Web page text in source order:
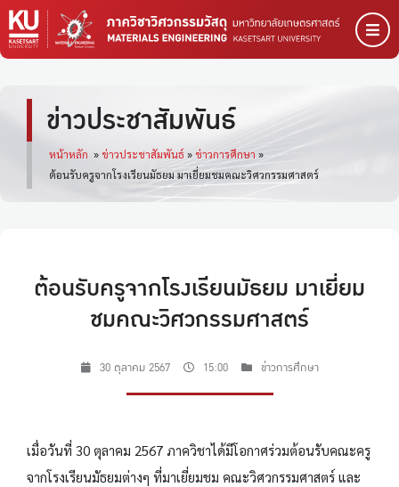
ข่าวประชาสัมพันธ์
หน้าหลัก » ข่าวประชาสัมพันธ์ » ข่าวการศึกษา »
ต้อนรับครูจากโรงเรียนมัธยม มาเยี่ยมชมคณะวิศวกรรมศาสตร์
ต้อนรับครูจากโรงเรียนมัธยม มาเยี่ยม
ชมคณะวิศวกรรมศาสตร์
30 ตุลาคม 2567 15:00 ข่าวการศึกษา
เมื่อวันที่ 30 ตุลาคม 2567 ภาควิชาได้มีโอกาศร่วมต้อนรับคณะครู
จากโรงเรียนมัธยมต่างๆ ที่มาเยี่ยมชม คณะวิศวกรรมศาสตร์ และ